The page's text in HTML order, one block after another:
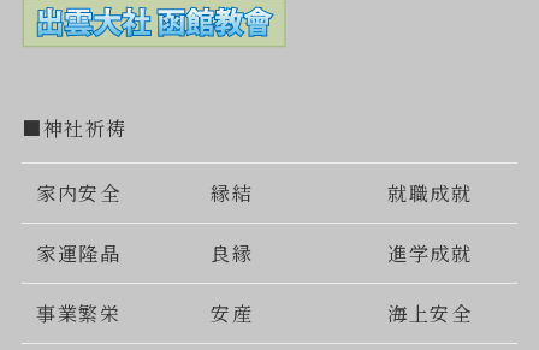
■神社祈祷
家内安全 縁結 就職成就
家運隆晶 良縁 進学成就
事業繁栄 安産 海上安全